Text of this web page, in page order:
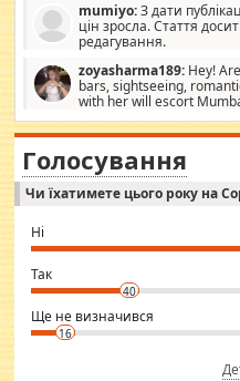
допомагати людям, які
заслуговує на другий шанс, і,
повинні приймати від інших.
витрат, а тільки узгоджених
коментуйте цей пост. Введіть
зв'яжемося з вами з усіма
сьогодні на
гроші? Ми можемо допомогти!
mumiyo:З дати
цін зросла. Стаття
редагування.
zoyasharma189: Hey!
bars, sightseeing,
with her will escort
sexy escort companion in arms
hotel had to spend the night in
woman "Love Solitaire" beautiful
Independent escort in Mumbai,
WhatsApp via an easily can see
want to meet new people. Sakshi
conscious in order to keep
club.
⇒ sakshimirchandani.com
Голосування
Чи їхатимете цього року на
Ні
Так
40
Ще не визначився
16